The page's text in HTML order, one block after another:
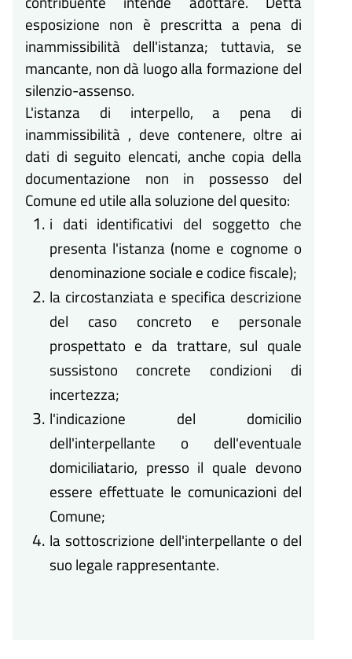
esposizione non è prescritta a pena di
inammissibilità dell'istanza; tuttavia, se
mancante, non dà luogo alla formazione del
silenzio-assenso.
L'istanza di interpello, a pena di
inammissibilità , deve contenere, oltre ai
dati di seguito elencati, anche copia della
documentazione non in possesso del
Comune ed utile alla soluzione del quesito:
i dati identificativi del soggetto che
presenta l'istanza (nome e cognome o
denominazione sociale e codice fiscale);
la circostanziata e specifica descrizione
del caso concreto e personale
prospettato e da trattare, sul quale
sussistono concrete condizioni di
incertezza;
l'indicazione del domicilio
dell'interpellante o dell'eventuale
domiciliatario, presso il quale devono
essere effettuate le comunicazioni del
Comune;
la sottoscrizione dell'interpellante o del
suo legale rappresentante.